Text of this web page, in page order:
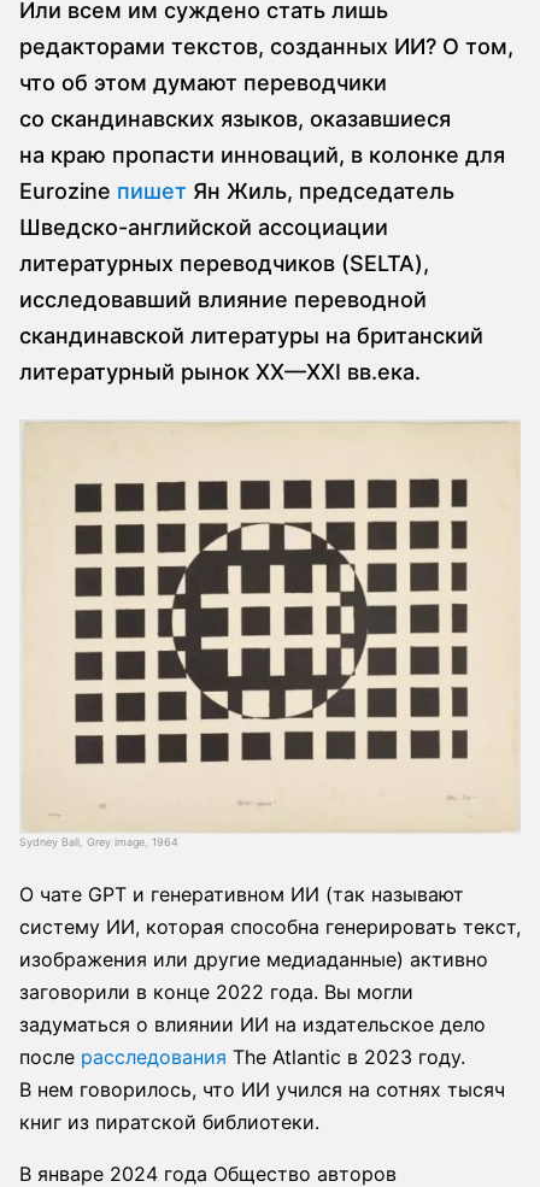
Или всем им суждено стать лишь
редакторами текстов, созданных ИИ? О том,
что об этом думают переводчики
со скандинавских языков, оказавшиеся
на краю пропасти инноваций, в колонке для
Eurozine пишет Ян Жиль, председатель
Шведско-английской ассоциации
литературных переводчиков (SELTA),
исследовавший влияние переводной
скандинавской литературы на британский
литературный рынок XX—XXI вв.ека.
Sydney Ball, Grey image, 1964
О чате GPT и генеративном ИИ (так называют
систему ИИ, которая способна генерировать текст,
изображения или другие медиаданные) активно
заговорили в конце 2022 года. Вы могли
задуматься о влиянии ИИ на издательское дело
после расследования The Atlantic в 2023 году.
В нем говорилось, что ИИ учился на сотнях тысяч
книг из пиратской библиотеки.
В январе 2024 года Общество авторов